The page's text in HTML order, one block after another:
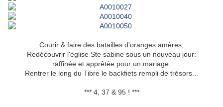
Courir & faire des batailles d'oranges amères,
Redécouvrir l'église Ste sabine sous un nouveau jour:
raffinée et apprêtée pour un mariage.
Rentrer le long du Tibre le backfiets rempli de trésors...
*** 4, 37 & 95 ! ***